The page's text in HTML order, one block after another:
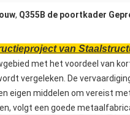
, Q355B de poortkader
van
met het voordeel van
vergeleken. De
eigen middelen om vereist
volgt een goede